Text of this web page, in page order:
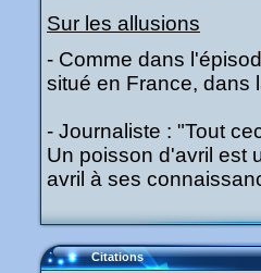
Sur les allusions
- Comme dans
situé en France, dans
- Journaliste : "Tout
Un poisson d'avril est
avril à ses
Citations